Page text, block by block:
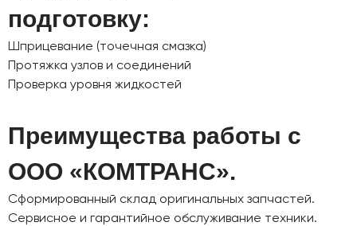
подготовку:
Шприцевание (точечная смазка)
Протяжка узлов и соединений
Проверка уровня жидкостей
Преимущества работы с
ООО «КОМТРАНС».
Сформированный склад оригинальных запчастей.
Сервисное и гарантийное обслуживание техники.